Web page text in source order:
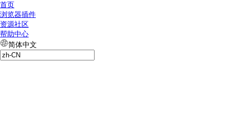
首页
浏览器插件
资源社区
帮助中心
简体中文